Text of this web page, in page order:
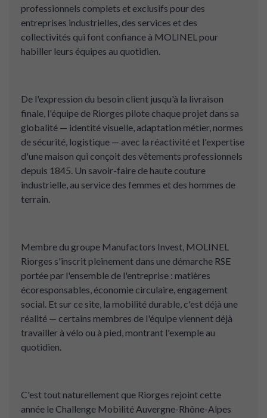
professionnels complets et exclusifs pour des
entreprises industrielles, des services et des
collectivités qui font confiance à MOLINEL pour
habiller leurs équipes au quotidien.
De l'expression du besoin client jusqu'à la livraison
finale, l'équipe de Riorges pilote chaque projet dans sa
globalité — identité visuelle, adaptation métier, normes
de sécurité, logistique — avec la réactivité et l'expertise
d'une maison qui conçoit des vêtements professionnels
depuis 1845. Un savoir-faire de haute couture
industrielle, au service des femmes et des hommes de
terrain.
Membre du groupe Manufactors Invest, MOLINEL
Riorges s'inscrit pleinement dans une démarche RSE
portée par l'ensemble de l'entreprise : matières
écoresponsables, économie circulaire, engagement
social. Et sur ce site, la mobilité durable, c'est déjà une
réalité — certains membres de l'équipe viennent déjà
travailler à vélo ou à pied, montrant l'exemple au
quotidien.
C'est tout naturellement que Riorges rejoint cette
année le Challenge Mobilité Auvergne-Rhône-Alpes